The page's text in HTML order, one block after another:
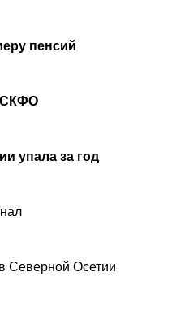
пенсий
СКФО
упала за год
Северной Осетии